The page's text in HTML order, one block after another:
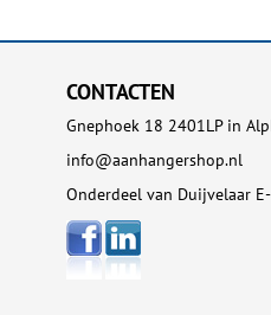
CONTACTEN
Gnephoek 18 2401LP in
info@aanhangershop.nl
Onderdeel van Duijvelaar